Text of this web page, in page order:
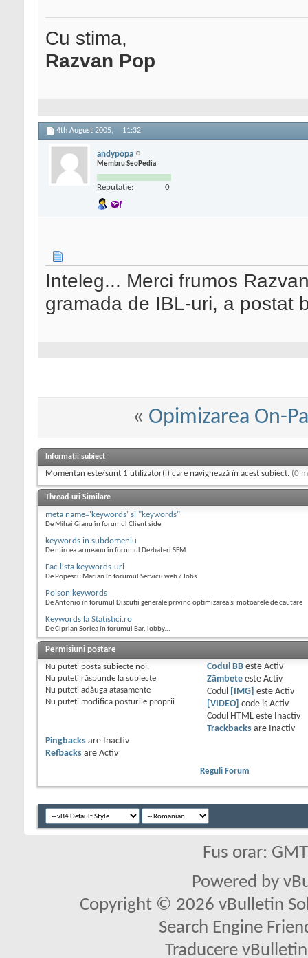
Cu stima,
Razvan Pop
4th August 2005, 11:32
andypopa
Membru SeoPedia
Reputatie: 0
Inteleg... Merci frumos
gramada de IBL-uri, a postat
« Opimizarea On-
Informații subiect
Momentan este/sunt 1 utilizator(i) care navighează în acest subiect. (0
Thread-uri Similare
meta name='keywords' si "keywords"
De Mihai Gianu în forumul Client side
keywords in subdomeniu
De mircea.armeanu în forumul Dezbateri SEM
Fac lista keywords-uri
De Popescu Marian în forumul Servicii web / Jobs
Poison keywords
De Antonio în forumul Discutii generale privind optimizarea si motoarele de cautare
Keywords la Statistici.ro
De Ciprian Sorlea în forumul Bar, lobby...
Permisiuni postare
Nu puteţi posta subiecte noi.
Nu puteţi răspunde la subiecte
Nu puteţi adăuga ataşamente
Nu puteţi modifica posturile proprii
Codul BBeste Activ
Zâmbeteeste Activ
Codul
[IMG] este Activ
[VIDEO]
code is Activ
Codul HTML este
Inactiv
Trackbacksare
Inactiv
Pingbacks are
Inactiv
Refbacks are Activ
Reguli Forum
Fus orar:
Powered by
Copyright © 2026 vBulletin
Search Engine
Traducere